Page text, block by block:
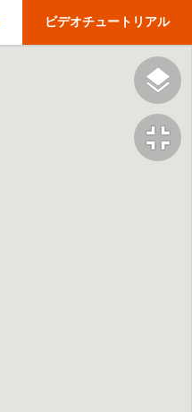
ビデオチュートリアル
fullscreen_exit